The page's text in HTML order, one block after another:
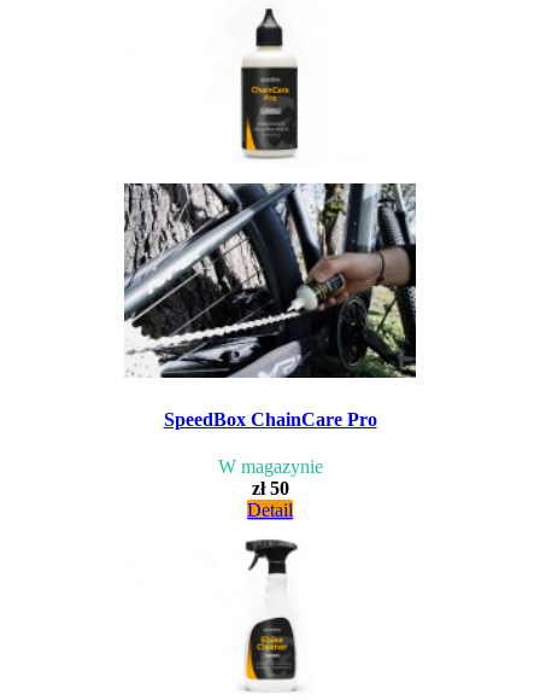
SpeedBox ChainCare Pro
W magazynie
zł 50
Detail